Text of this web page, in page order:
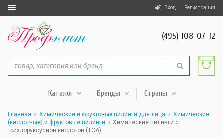
Вход Регистрация
(495) 108-07-12
Каталог Бренды Страны
Главная Химические и фруктовые пилинги для лица
Химические
(кислотные) и фруктовые пилинги
Химические пилинги с
трихлоруксусной кислотой (TCA)